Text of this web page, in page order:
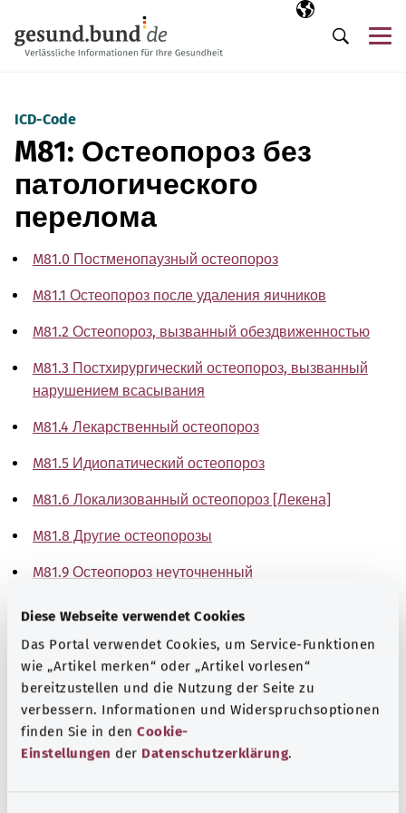
Diese Webseite verwendet Cookies
Das Portal verwendet Cookies, um Service-Funktionen
wie „Artikel merken“ oder „Artikel vorlesen“
bereitzustellen und die Nutzung der Seite zu
verbessern. Informationen und Widerspruchsoptionen
finden Sie in den Cookie-
Einstellungen der Datenschutzerklärung.
Выбранный
RU
Поиск
ICD-Code
M81: Остеопороз без
патологического
перелома
M81.0 Постменопаузный остеопороз
M81.1 Остеопороз после удаления яичников
M81.2 Остеопороз, вызванный обездвиженностью
M81.3 Постхирургический остеопороз, вызванный
нарушением всасывания
M81.4 Лекарственный остеопороз
M81.5 Идиопатический остеопороз
M81.6 Локализованный остеопороз [Лекена]
M81.8 Другие остеопорозы
M81.9 Остеопороз неуточненный
Указание
Источник
The explanations of ICD and OPS codes are provided by
the non-profit organization “Was hab’ ich?”
Health (BMG).